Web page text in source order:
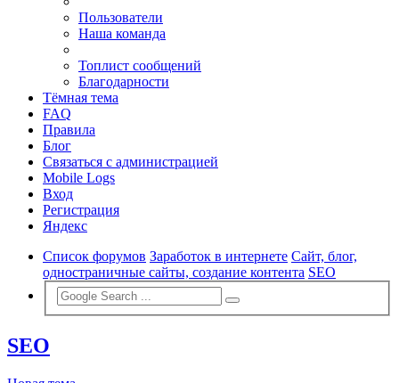
Пользователи
Наша команда
Топлист сообщений
Благодарности
Тёмная тема
FAQ
Правила
Блог
Связаться с администрацией
Mobile Logs
Вход
Регистрация
Яндекс
Список форумов Заработок в интернете Сайт, блог,
одностраничные сайты, создание контента SEO
SEO